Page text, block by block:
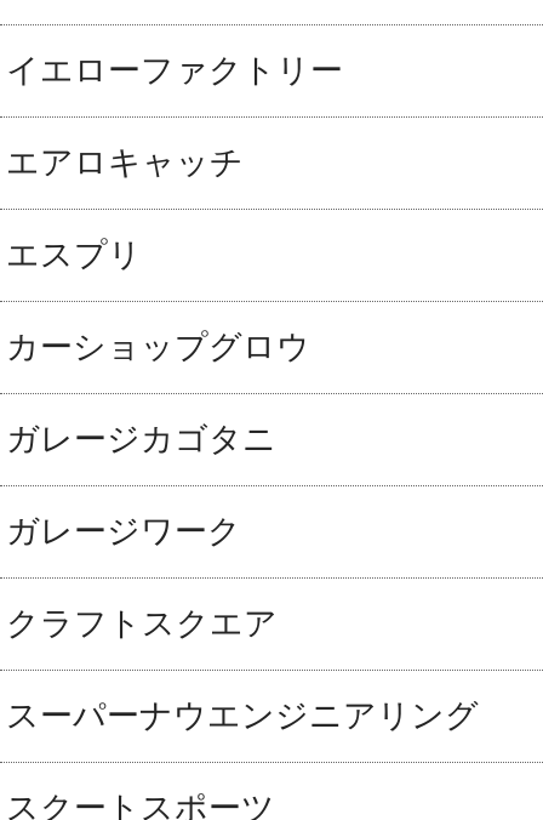
イエローファクトリー
エアロキャッチ
エスプリ
カーショップグロウ
ガレージカゴタニ
ガレージワーク
クラフトスクエア
スーパーナウエンジニアリング
スクートスポーツ